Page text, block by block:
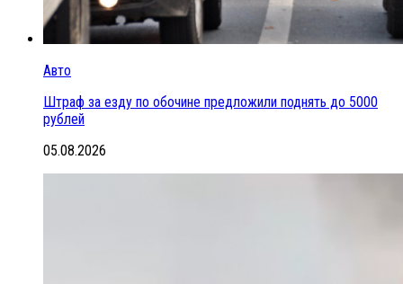
Авто
Штраф за езду по обочине предложили поднять до 5000
рублей
05.08.2026